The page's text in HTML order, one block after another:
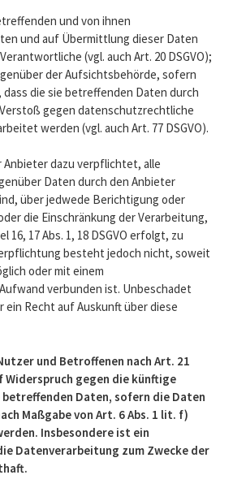
und von ihnen
und auf Übermittlung dieser Daten
(vgl. auch Art. 20 DSGVO);
der Aufsichtsbehörde, sofern
dass die sie betreffenden Daten durch
gegen datenschutzrechtliche
werden (vgl. auch Art. 77 DSGVO).
Anbieter dazu verpflichtet, alle
Daten durch den Anbieter
über jedwede Berichtigung oder
die Einschränkung der Verarbeitung,
16, 17 Abs. 1, 18 DSGVO erfolgt, zu
besteht jedoch nicht, soweit
oder mit einem
verbunden ist. Unbeschadet
ein Recht auf Auskunft über diese
und Betroffenen nach Art. 21
Widerspruch gegen die künftige
Daten, sofern die Daten
Maßgabe von Art. 6 Abs. 1 lit. f)
Insbesondere ist ein
Datenverarbeitung zum Zwecke der